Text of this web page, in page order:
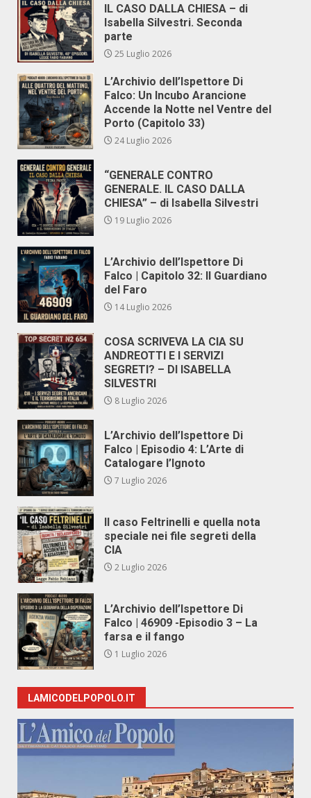
IL CASO DALLA CHIESA – di
Isabella Silvestri. Seconda
parte
25 Luglio 2026
L’Archivio dell’Ispettore Di
Falco: Un Incubo Arancione
Accende la Notte nel Ventre del
Porto (Capitolo 33)
24 Luglio 2026
“GENERALE CONTRO
GENERALE. IL CASO DALLA
CHIESA” – di Isabella Silvestri
19 Luglio 2026
L’Archivio dell’Ispettore Di
Falco | Capitolo 32: Il Guardiano
del Faro
14 Luglio 2026
COSA SCRIVEVA LA CIA SU
ANDREOTTI E I SERVIZI
SEGRETI? – DI ISABELLA
SILVESTRI
8 Luglio 2026
L’Archivio dell’Ispettore Di
Falco | Episodio 4: L’Arte di
Catalogare l’Ignoto
7 Luglio 2026
Il caso Feltrinelli e quella nota
speciale nei file segreti della
CIA
2 Luglio 2026
L’Archivio dell’Ispettore Di
Falco | 46909 -Episodio 3 – La
farsa e il fango
1 Luglio 2026
LAMICODELPOPOLO.IT